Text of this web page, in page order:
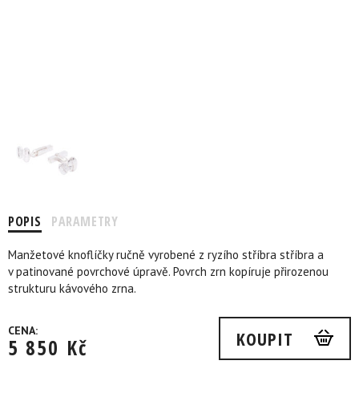
POPIS PARAMETRY
Manžetové knoflíčky ručně vyrobené z ryzího stříbra stříbra a
v patinované povrchové úpravě. Povrch zrn kopíruje přirozenou
strukturu kávového zrna.
KOUPIT
CENA:
5 850 Kč